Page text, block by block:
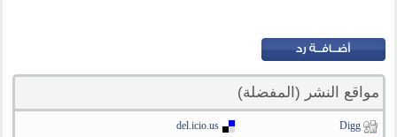
مواقع النشر (المفضلة)
Digg
del.icio.us